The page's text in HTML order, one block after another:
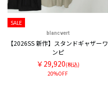
SALE
blancvert
【2026SS 新作】スタンドギャザーワ
ンピ
￥29,920(税込)
20%OFF